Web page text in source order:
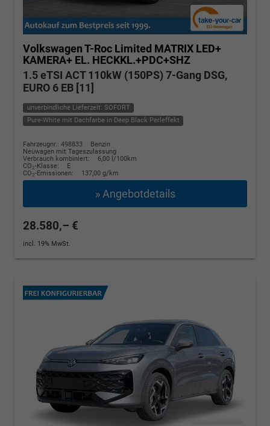
Volkswagen T-Roc Limited MATRIX LED+
KAMERA+ EL. HECKKL.+PDC+SHZ
1.5 eTSI ACT 110kW (150PS) 7-Gang DSG,
EURO 6 EB [11]
unverbindliche Lieferzeit: SOFORT
Pure-White mit Dachfarbe in Deep Black Perleffekt
Fahrzeugnr.: 498833
Benzin
Neuwagen mit Tageszulassung
Verbrauch kombiniert:
6,00 l/100km
CO2-Klasse:
E
CO2-Emissionen: 137,00 g/km
» Angebotdetails
28.580,– €
incl. 19% MwSt.